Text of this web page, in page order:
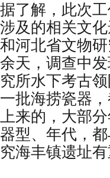
据了解，此次
涉及的相关文
和河北省文物
余天，调查中
究所水下考古
一批海捞瓷器
上来的，大部
器型、年代，
究海丰镇遗址